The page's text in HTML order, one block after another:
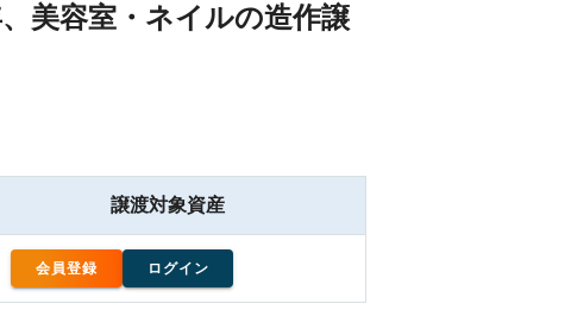
美容室・ネイルの造作譲
会員登録 ログイン
譲渡対象資産